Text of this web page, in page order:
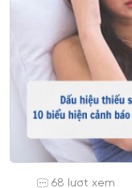
68 lượt xem